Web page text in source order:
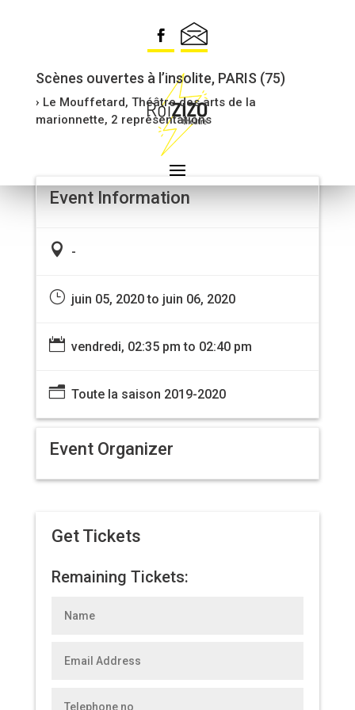
Scènes ouvertes à l’insolite, PARIS (75)
› Le Mouffetard, Théâtre des arts de la
marionnette, 2 représentations
Event Information
 -
}juin 05, 2020 to juin 06, 2020
 vendredi, 02:35 pm to 02:40 pm
nToute la saison 2019-2020
Event Organizer
Get Tickets
Remaining Tickets: